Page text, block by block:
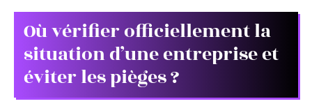
Où vérifier officiellement la
situation d’une entreprise et
éviter les pièges ?